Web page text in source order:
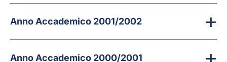
Anno Accademico 2001/2002
Anno Accademico 2000/2001